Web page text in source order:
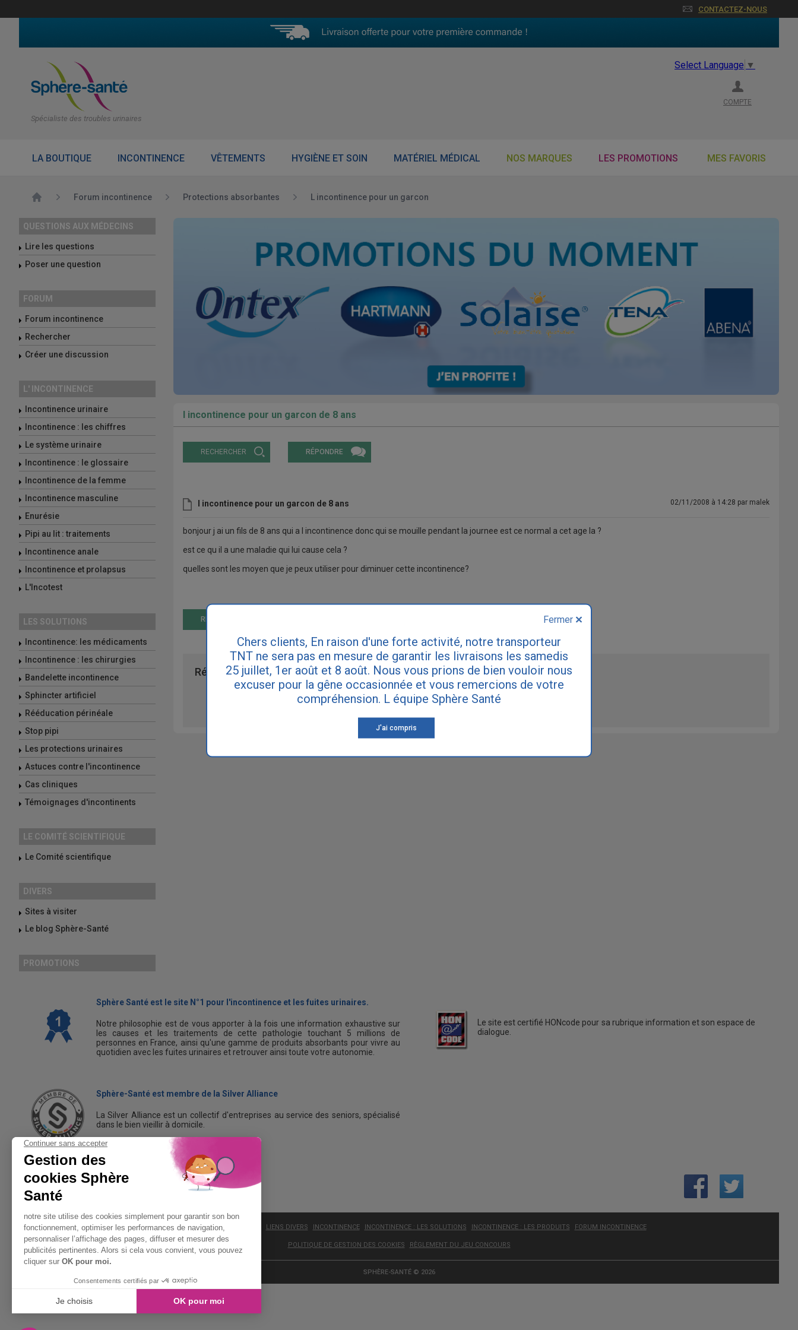
CONTACTEZ-NOUS
Spécialiste des troubles urinaires
Select Language ▼
COMPTE
LA BOUTIQUE INCONTINENCE VÊTEMENTS HYGIÈNE ET SOIN MATÉRIEL MÉDICAL NOS MARQUES LES PROMOTIONS MES FAVORIS
Accueil Forum incontinence Protections absorbantes L incontinence pour un garcon
QUESTIONS AUX MÉDECINS
Lire les questions
Poser une question
FORUM
Forum incontinence
Rechercher
Créer une discussion
L' INCONTINENCE
Incontinence urinaire
Incontinence : les chiffres
Le système urinaire
Incontinence : le glossaire
Incontinence de la femme
Incontinence masculine
Enurésie
Pipi au lit : traitements
Incontinence anale
Incontinence et prolapsus
L'Incotest
LES SOLUTIONS
Incontinence: les médicaments
Incontinence : les chirurgies
Bandelette incontinence
Sphincter artificiel
Rééducation périnéale
Stop pipi
Les protections urinaires
Astuces contre l'incontinence
Cas cliniques
Témoignages d'incontinents
LE COMITÉ SCIENTIFIQUE
Le Comité scientifique
DIVERS
Sites à visiter
Le blog Sphère-Santé
PROMOTIONS
l incontinence pour un garcon de 8 ans
RECHERCHER RÉPONDRE
l incontinence pour un garcon de 8 ans 02/11/2008 à 14:28 par malek
bonjour j ai un fils de 8 ans qui a l incontinence donc qui se mouille pendant la journee est ce normal a cet age la ?
est ce qu il a une maladie qui lui cause cela ?
quelles sont les moyen que je peux utiliser pour diminuer cette incontinence?
RÉPONDRE
Réseaux sociaux :
Sphère Santé est le site N°1 pour l'incontinence et les fuites urinaires.
Notre philosophie est de vous apporter à la fois une information exhaustive sur
les causes et les traitements de cette pathologie touchant 5 millions de
personnes en France, ainsi qu'une gamme de produits absorbants pour vivre au
quotidien avec les fuites urinaires et retrouver ainsi toute votre autonomie.
Le site est certifié HONcode pour sa rubrique information et son espace de
dialogue.
Sphère-Santé est membre de la Silver Alliance
La Silver Alliance est un collectif d'entreprises au service des seniors, spécialisé
dans le bien vieillir à domicile.
Découvrez la Silver Alliance
MENTIONS LÉGALES LIENS UTILES LIENS DIVERS INCONTINENCE INCONTINENCE : LES SOLUTIONS INCONTINENCE : LES PRODUITS FORUM INCONTINENCE
POLITIQUE DE GESTION DES COOKIES RÈGLEMENT DU JEU CONCOURS
SPHÈRE-SANTÉ © 2026
Chers clients, En raison d'une forte activité, notre transporteur
TNT ne sera pas en mesure de garantir les livraisons les samedis
25 juillet, 1er août et 8 août. Nous vous prions de bien vouloir nous
excuser pour la gêne occasionnée et vous remercions de votre
compréhension. L équipe Sphère Santé
J'ai compris
Fermer